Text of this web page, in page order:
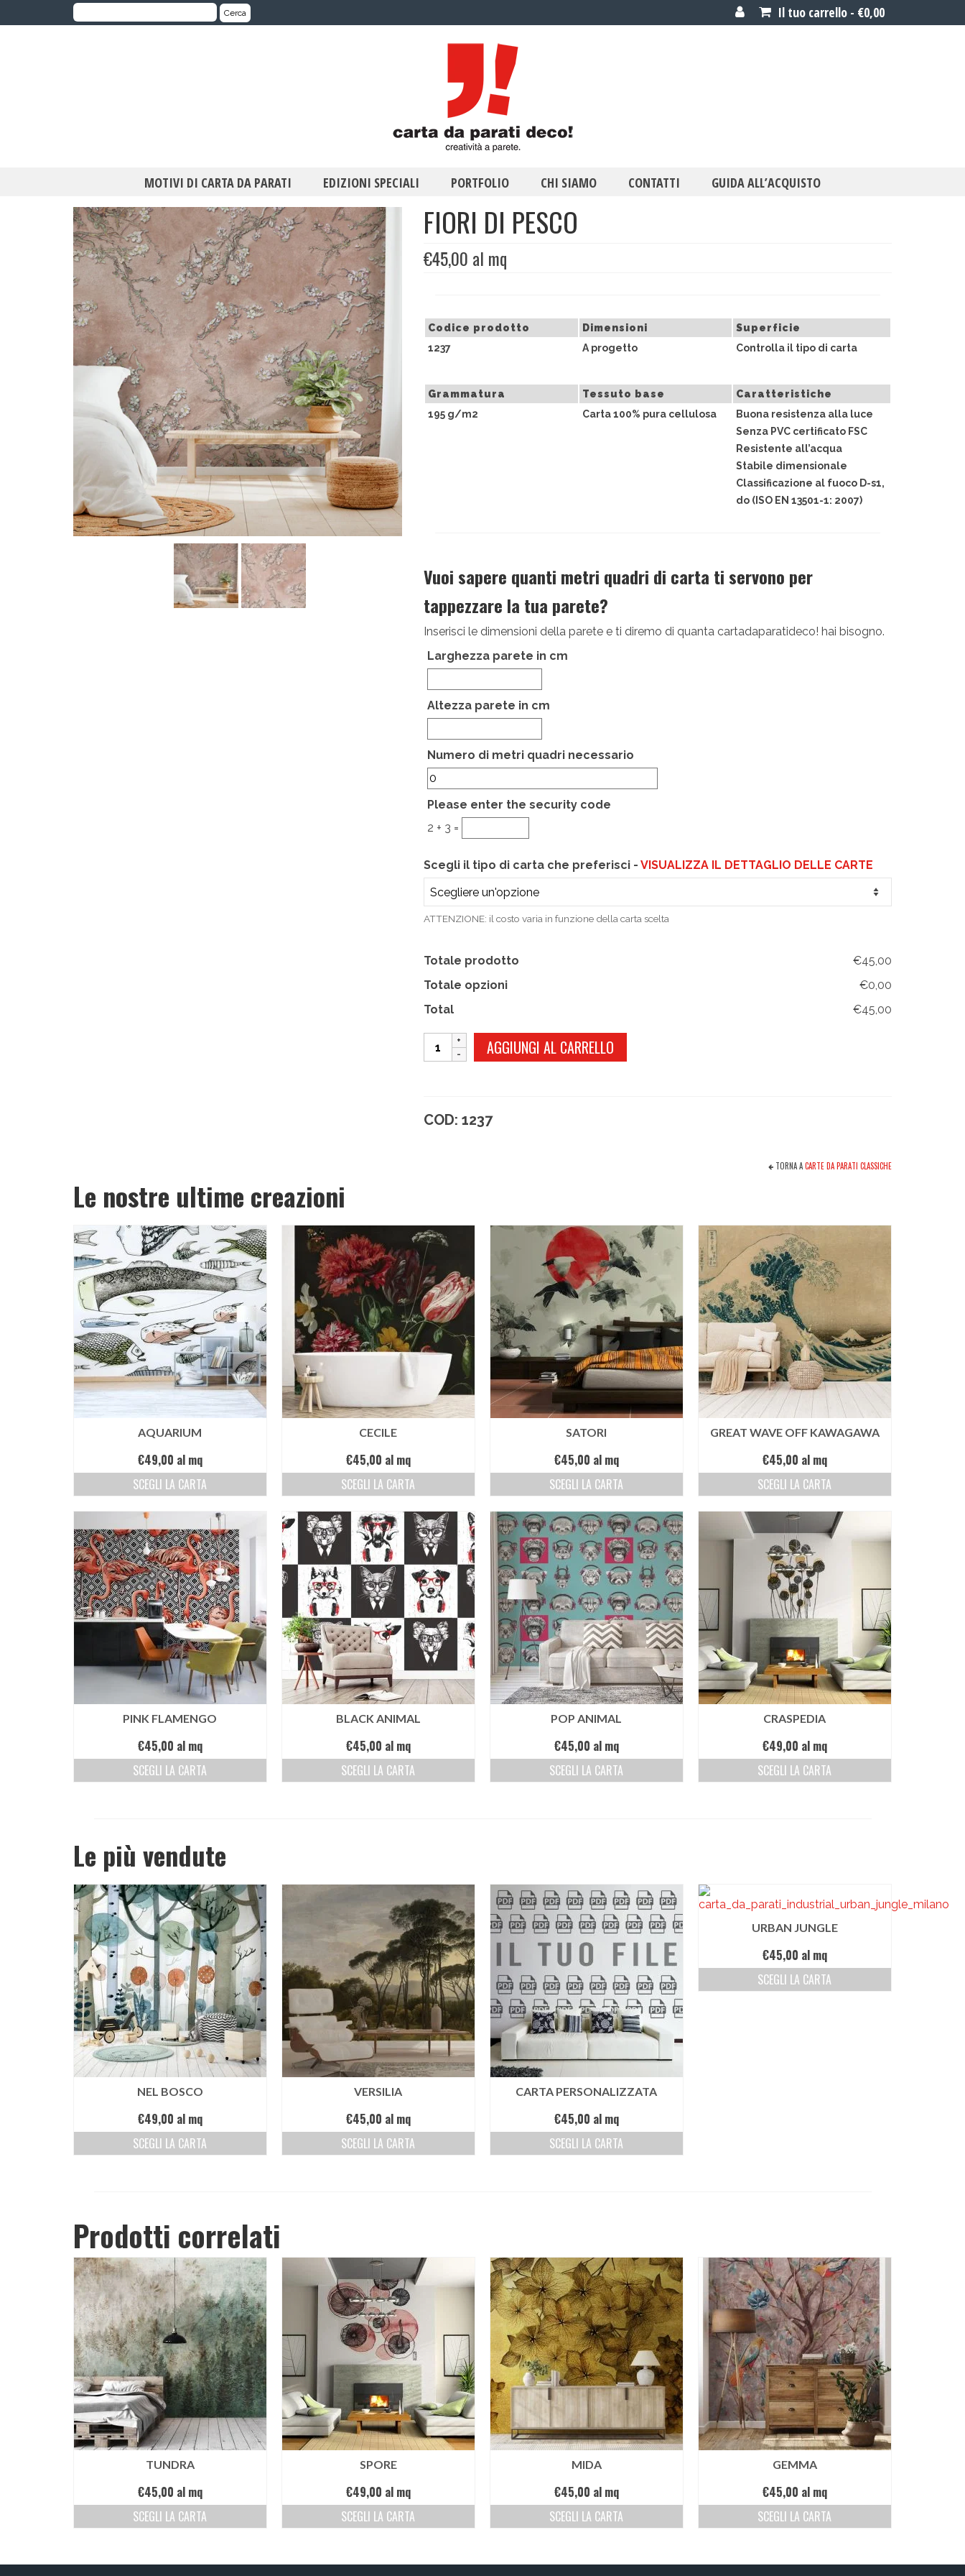
Il tuo carrello - €0,00
Cerca: Cerca
MOTIVI DI CARTA DA PARATI EDIZIONI SPECIALI PORTFOLIO CHI SIAMO CONTATTI GUIDA ALL’ACQUISTO
FIORI DI PESCO
€45,00 al mq
Codice prodotto Dimensioni
Superficie
1237
A progetto Controlla il tipo di carta
Grammatura Tessuto base
Caratteristiche
195 g/m2
Carta 100% pura cellulosa
Buona resistenza alla luce
Senza PVC certificato FSC
Resistente all’acqua
Stabile dimensionale
Classificazione al fuoco D-s1,
do (ISO EN 13501-1: 2007)
Vuoi sapere quanti metri quadri di carta ti servono per
tappezzare la tua parete?
Inserisci le dimensioni della parete e ti diremo di quanta cartadaparatideco! hai bisogno.
Larghezza parete in cm
Altezza parete in cm
Hidden
Numero di metri quadri necessario
Please enter the security code
2 + 3 =
Scegli il tipo di carta che preferisci - VISUALIZZA IL DETTAGLIO DELLE CARTE
ATTENZIONE: il costo varia in funzione della carta scelta
Totale prodotto
€45,00
Totale opzioni
€0,00
Total
€45,00
DI
AGGIUNGI AL CARRELLO
COD: 1237
TORNA ACARTE DA PARATI CLASSICHE
Le nostre ultime creazioni
AQUARIUM
€49,00 al mq
SCEGLI LA CARTA
CECILE
€45,00 al mq
SCEGLI LA CARTA
SATORI
€45,00 al mq
SCEGLI LA CARTA
GREAT WAVE OFF KAWAGAWA
€45,00 al mq
SCEGLI LA CARTA
PINK FLAMENGO
€45,00 al mq
SCEGLI LA CARTA
BLACK ANIMAL
€45,00 al mq
SCEGLI LA CARTA
POP ANIMAL
€45,00 al mq
SCEGLI LA CARTA
CRASPEDIA
€49,00 al mq
SCEGLI LA CARTA
Le più vendute
NEL BOSCO
€49,00 al mq
SCEGLI LA CARTA
VERSILIA
€45,00 al mq
SCEGLI LA CARTA
CARTA PERSONALIZZATA
€45,00 al mq
SCEGLI LA CARTA
URBAN JUNGLE
€45,00 al mq
SCEGLI LA CARTA
Prodotti correlati
TUNDRA
€45,00 al mq
SCEGLI LA CARTA
SPORE
€49,00 al mq
SCEGLI LA CARTA
MIDA
€45,00 al mq
SCEGLI LA CARTA
GEMMA
€45,00 al mq
SCEGLI LA CARTA